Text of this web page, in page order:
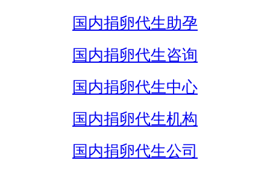
国内捐卵代生助孕
国内捐卵代生咨询
国内捐卵代生中心
国内捐卵代生机构
国内捐卵代生公司